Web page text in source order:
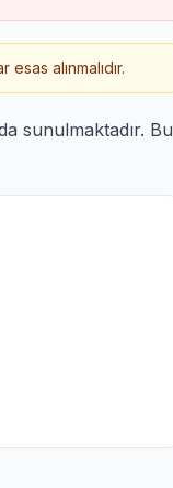
alınmalıdır.
sunulmaktadır. Bu